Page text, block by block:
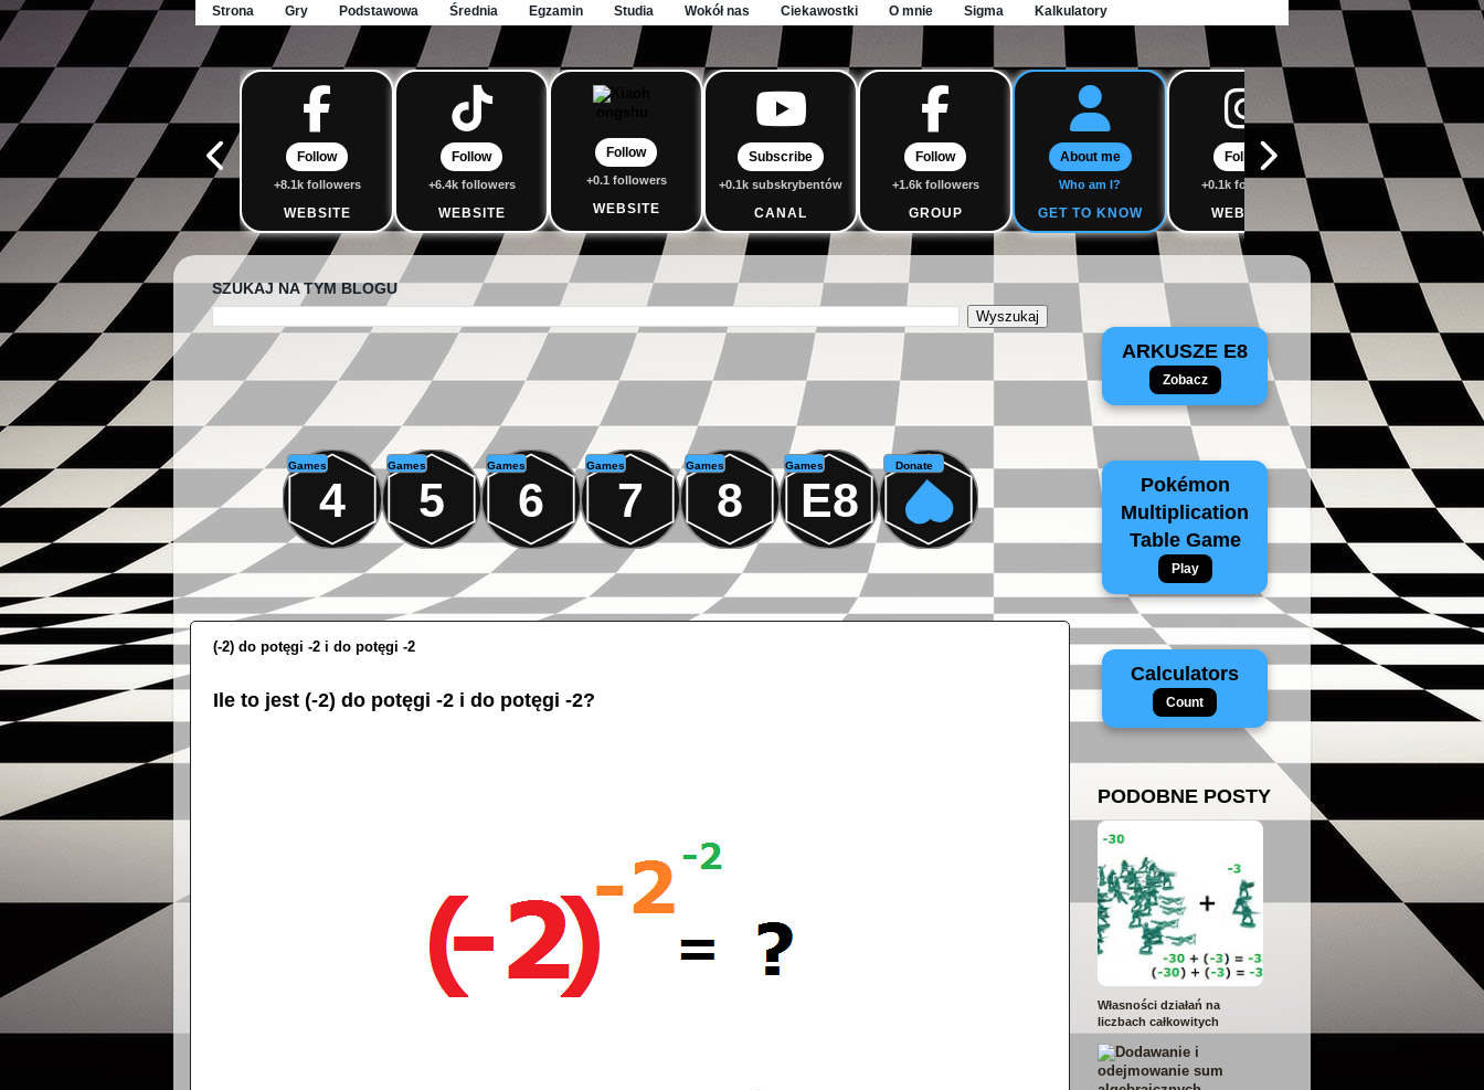
Strona Gry Podstawowa Średnia Egzamin Studia Wokół nas Ciekawostki O mnie Sigma Kalkulatory
Follow
+8.1k followers
WEBSITE
Follow
+6.4k followers
WEBSITE
Follow
+0.1 followers
WEBSITE
Subscribe
+0.1k subskrybentów
CANAL
Follow
+1.6k followers
GROUP
About me
Who am I?
GET TO KNOW
Follow
+0.1k followers
WEBSITE
+0.1k followers
WEBSITE
SZUKAJ NA TYM BLOGU
Games
4
Games
5
Games
6
Games
7
Games
8
Games
E8
Donate
(-2) do potęgi -2 i do potęgi -2
Ile to jest (-2) do potęgi -2 i do potęgi -2?
ARKUSZE E8
Zobacz
Pokémon
Multiplication
Table Game
Play
Calculators
Count
PODOBNE POSTY
Własności działań na
liczbach całkowitych